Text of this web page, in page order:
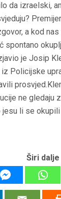
da izraelski,
a kod nas
spontano
je Josip
iz Policijske
ne gledaju
li se
Širi dalje